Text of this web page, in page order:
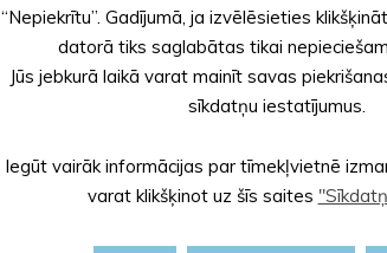
“Nepiekrītu”. Gadījumā, ja izvēlēsieties
datorā tiks saglabātas tikai
Jūs jebkurā laikā varat mainīt savas
sīkdatņu iestatījumus.
Iegūt vairāk informācijas par tīmekļvietnē
varat klikšķinot uz šīs saites